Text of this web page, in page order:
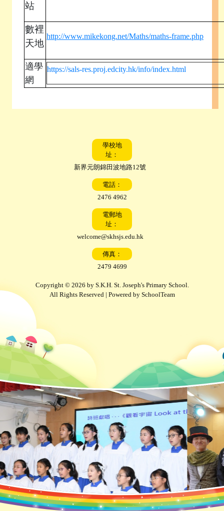
站
數裡
天地
http://www.mikekong.net/Maths/maths-frame.php
適學
網
https://sals-res.proj.edcity.hk/info/index.html
學校地
址：
新界元朗錦田波地路12號
電話：
2476 4962
電郵地
址：
welcome@skhsjs.edu.hk
傳真：
2479 4699
Copyright © 2026 by S.K.H. St. Joseph's Primary School.
All Rights Reserved | Powered by SchoolTeam